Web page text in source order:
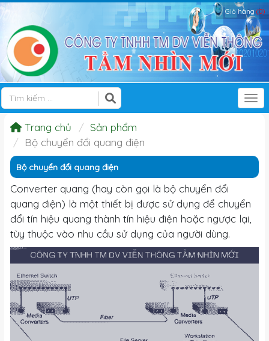
Giỏ hàng (0)
Trang chủ
Sản phẩm
Bộ chuyển đổi quang điện
Bộ chuyển đổi quang điện
Converter quang (hay còn gọi là bộ chuyển đổi
quang điện) là một thiết bị được sử dụng để chuyển
đổi tín hiệu quang thành tín hiệu điện hoặc ngược lại,
tùy thuộc vào nhu cầu sử dụng của người dùng.